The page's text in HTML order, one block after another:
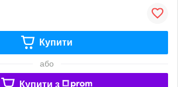
Купити
або
Купити з